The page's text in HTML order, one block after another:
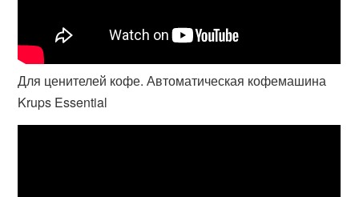
Для ценителей кофе. Автоматическая кофемашина
Krups Essential